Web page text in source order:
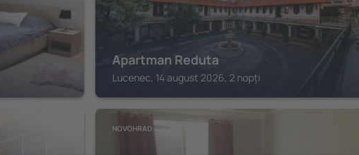
Apartman Reduta
Lucenec, 14 august 2026, 2 nopți
NOVOHRAD